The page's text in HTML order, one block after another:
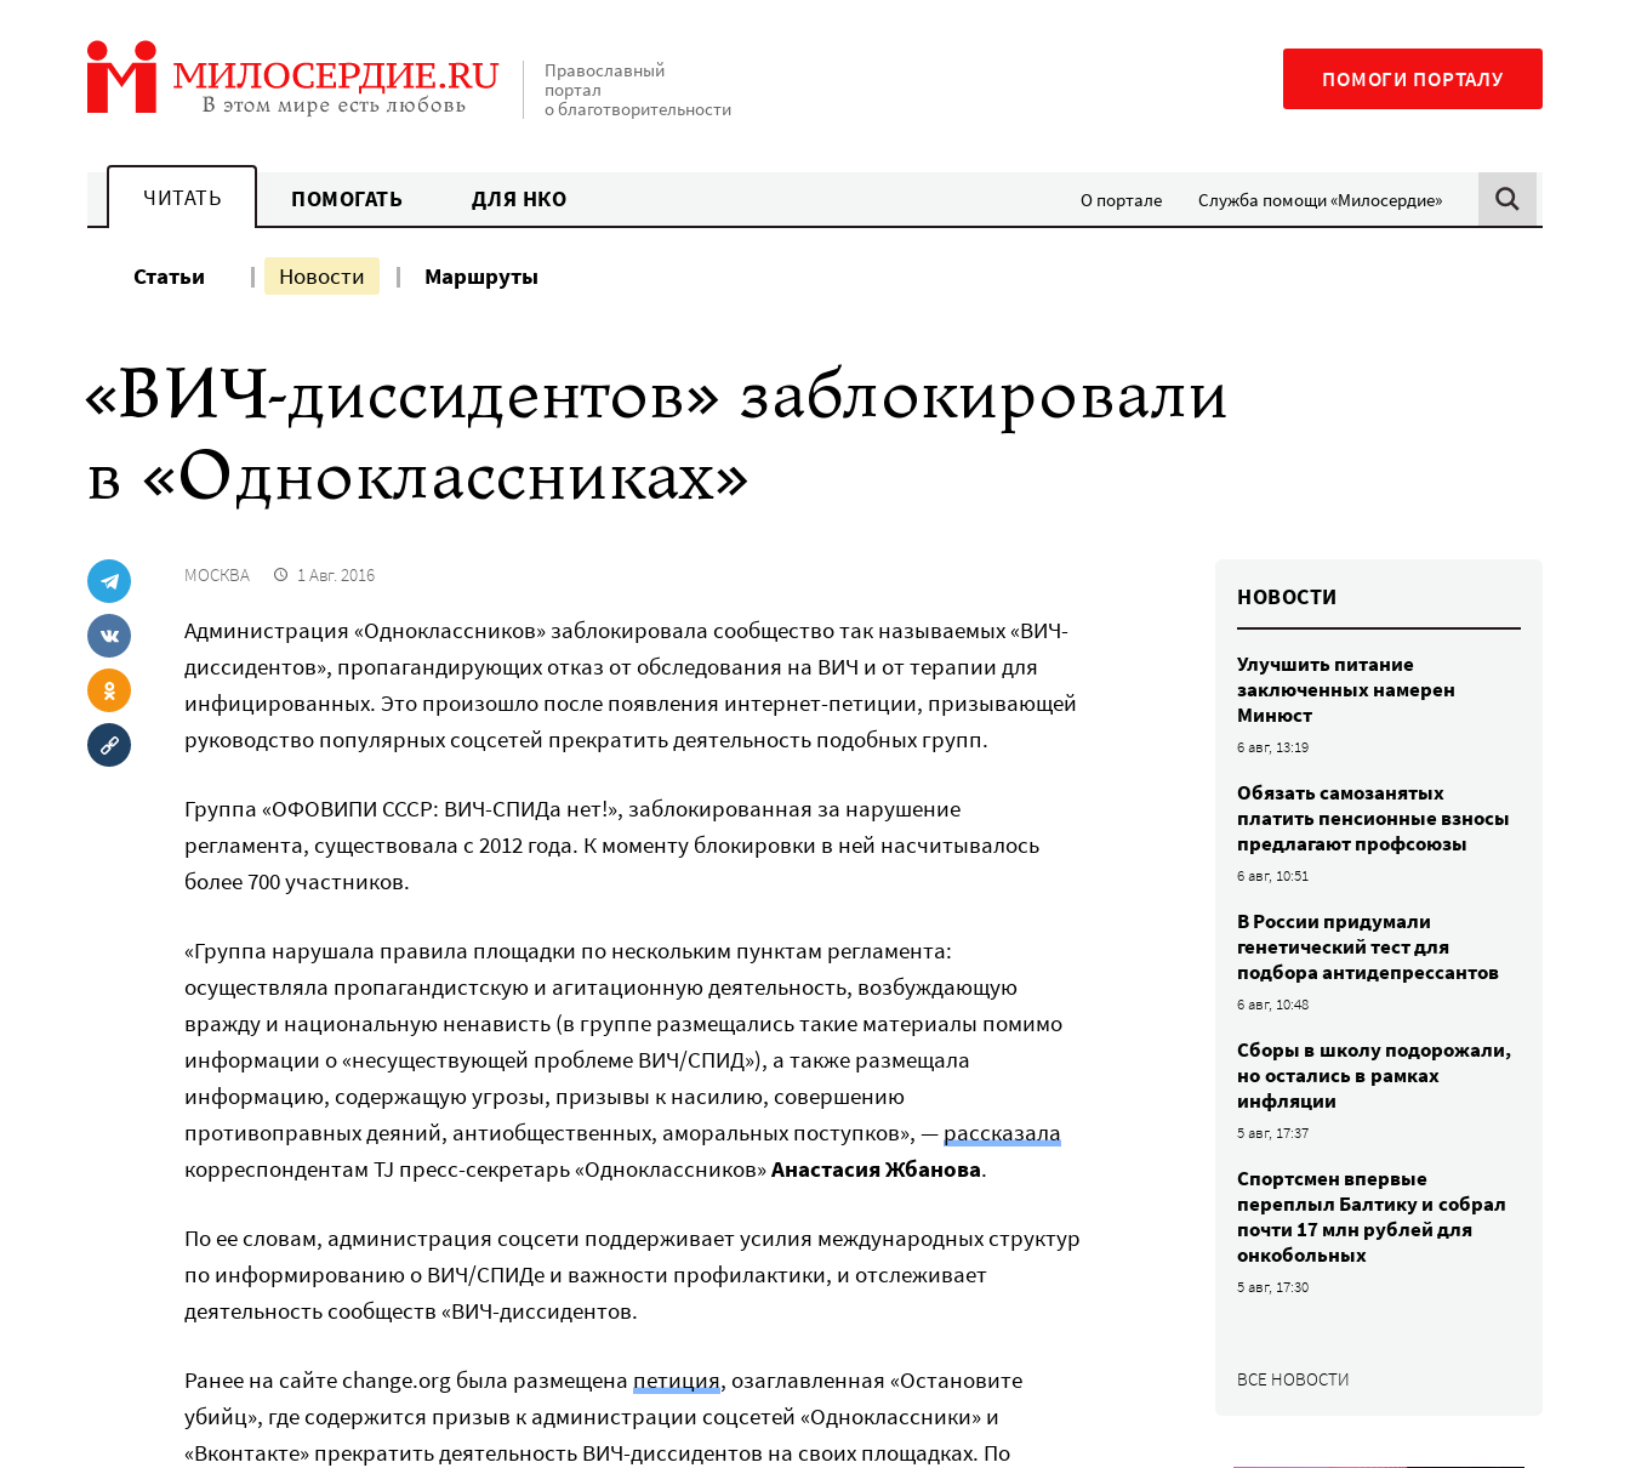
Православный
портал
о благотворительности
ПОМОГИ ПОРТАЛУ
ЧИТАТЬ ПОМОГАТЬ ДЛЯ НКО О портале Служба помощи «Милосердие»
Статьи Новости Маршруты
«ВИЧ-диссидентов» заблокировали
в «Одноклассниках»
МОСКВА 1 Авг. 2016
Администрация «Одноклассников» заблокировала сообщество так называемых «ВИЧ-
диссидентов», пропагандирующих отказ от обследования на ВИЧ и от терапии для
инфицированных. Это произошло после появления интернет-петиции, призывающей
руководство популярных соцсетей прекратить деятельность подобных групп.
Группа «ОФОВИПИ СССР: ВИЧ-СПИДа нет!», заблокированная за нарушение
регламента, существовала с 2012 года. К моменту блокировки в ней насчитывалось
более 700 участников.
«Группа нарушала правила площадки по нескольким пунктам регламента:
осуществляла пропагандистскую и агитационную деятельность, возбуждающую
вражду и национальную ненависть (в группе размещались такие материалы помимо
информации о «несуществующей проблеме ВИЧ/СПИД»), а также размещала
информацию, содержащую угрозы, призывы к насилию, совершению
противоправных деяний, антиобщественных, аморальных поступков», —рассказала
корреспондентам TJ пресс-секретарь «Одноклассников»Анастасия Жбанова.
По ее словам, администрация соцсети поддерживает усилия международных структур
по информированию о ВИЧ/СПИДе и важности профилактики, и отслеживает
деятельность сообществ «ВИЧ-диссидентов.
Ранее на сайте change.org была размещена петиция, озаглавленная «Остановите
убийц», где содержится призыв к администрации соцсетей «Одноклассники» и
«Вконтакте» прекратить деятельность ВИЧ-диссидентов на своих площадках. По
НОВОСТИ
Улучшить питание
заключенных намерен
Минюст
6 авг, 13:19
Обязать самозанятых
платить пенсионные взносы
предлагают профсоюзы
6 авг, 10:51
В России придумали
генетический тест для
подбора антидепрессантов
6 авг, 10:48
Сборы в школу подорожали,
но остались в рамках
инфляции
5 авг, 17:37
Спортсмен впервые
переплыл Балтику и собрал
почти 17 млн рублей для
онкобольных
5 авг, 17:30
ВСЕ НОВОСТИ